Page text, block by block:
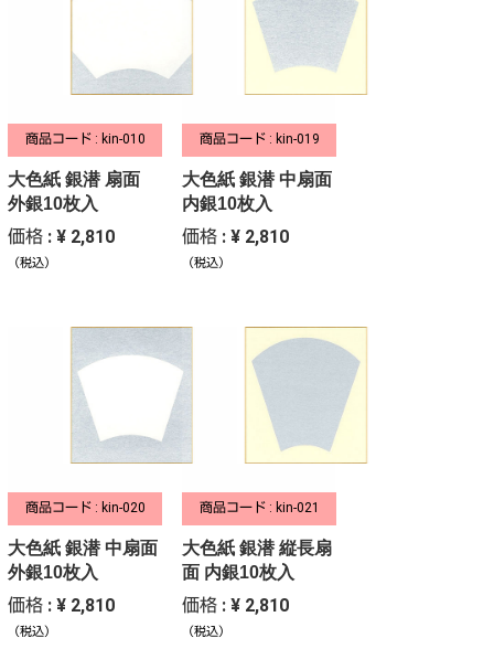
商品コード : kin-010
大色紙 銀潜 扇面
外銀10枚入
価格 : ¥ 2,810
（税込）
商品コード : kin-019
大色紙 銀潜 中扇面
内銀10枚入
価格 : ¥ 2,810
（税込）
商品コード : kin-020
大色紙 銀潜 中扇面
外銀10枚入
価格 : ¥ 2,810
（税込）
商品コード : kin-021
大色紙 銀潜 縦長扇
面 内銀10枚入
価格 : ¥ 2,810
（税込）